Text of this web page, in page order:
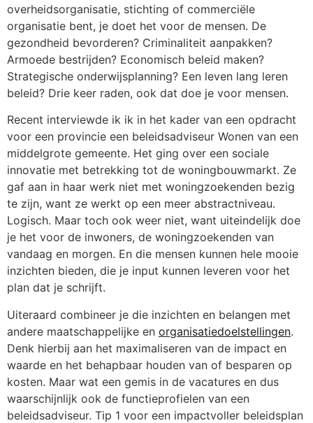
overheidsorganisatie, stichting of commerciële
organisatie bent, je doet het voor de mensen. De
gezondheid bevorderen? Criminaliteit aanpakken?
Armoede bestrijden? Economisch beleid maken?
Strategische onderwijsplanning? Een leven lang leren
beleid? Drie keer raden, ook dat doe je voor mensen.
Recent interviewde ik ik in het kader van een opdracht
voor een provincie een beleidsadviseur Wonen van een
middelgrote gemeente. Het ging over een sociale
innovatie met betrekking tot de woningbouwmarkt. Ze
gaf aan in haar werk niet met woningzoekenden bezig
te zijn, want ze werkt op een meer abstractniveau.
Logisch. Maar toch ook weer niet, want uiteindelijk doe
je het voor de inwoners, de woningzoekenden van
vandaag en morgen. En die mensen kunnen hele mooie
inzichten bieden, die je input kunnen leveren voor het
plan dat je schrijft.
Uiteraard combineer je die inzichten en belangen met
andere maatschappelijke en organisatiedoelstellingen.
Denk hierbij aan het maximaliseren van de impact en
waarde en het behapbaar houden van of besparen op
kosten. Maar wat een gemis in de vacatures en dus
waarschijnlijk ook de functieprofielen van een
beleidsadviseur. Tip 1 voor een impactvoller beleidsplan